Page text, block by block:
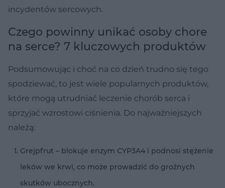
incydentów sercowych.
Czego powinny unikać osoby chore
na serce? 7 kluczowych produktów
Podsumowując i choć na co dzień trudno się tego
spodziewać, to jest wiele popularnych produktów,
które mogą utrudniać leczenie chorób serca i
sprzyjać wzrostowi ciśnienia. Do najważniejszych
należą:
Grejpfrut – blokuje enzym CYP3A4 i podnosi stężenie
leków we krwi, co może prowadzić do groźnych
skutków ubocznych.